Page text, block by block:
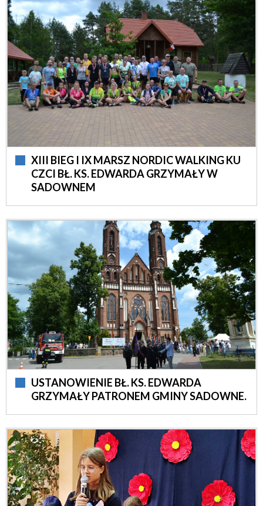
XIII BIEG I IX MARSZ NORDIC WALKING KU
CZCI BŁ. KS. EDWARDA GRZYMAŁY W
SADOWNEM
USTANOWIENIE BŁ. KS. EDWARDA
GRZYMAŁY PATRONEM GMINY SADOWNE.